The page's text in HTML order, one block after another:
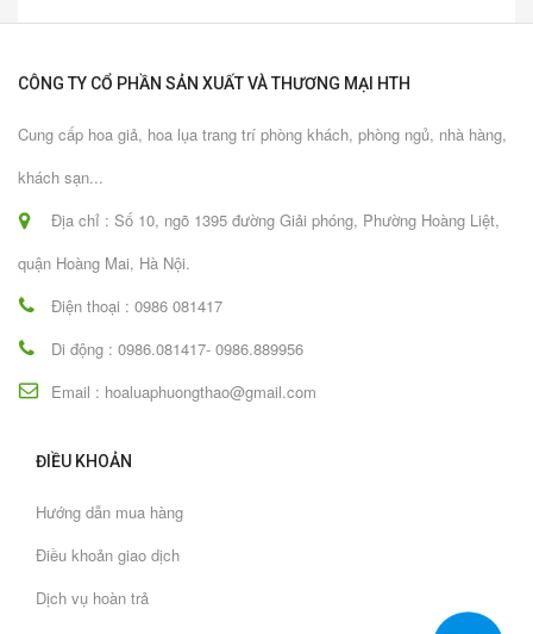
CÔNG TY CỔ PHẦN SẢN XUẤT VÀ THƯƠNG MẠI HTH
Cung cấp hoa giả, hoa lụa trang trí phòng khách, phòng ngủ, nhà hàng,
khách sạn...
Địa chỉ : Số 10, ngõ 1395 đường Giải phóng, Phường Hoàng Liệt,
quận Hoàng Mai, Hà Nội.
Điện thoại : 0986 081417
Di động : 0986.081417- 0986.889956
Email : hoaluaphuongthao@gmail.com
ĐIỀU KHOẢN
Hướng dẫn mua hàng
Điều khoản giao dịch
Dịch vụ hoàn trả